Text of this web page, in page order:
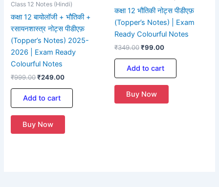
Class 12 Notes (Hindi)
कक्षा 12 बायोलॉजी + भौतिकी +
रसायनशास्त्र नोट्स पीडीएफ़
(Topper’s Notes) 2025-
2026 | Exam Ready
Colourful Notes
₹999.00₹249.00
Add to cart
Buy Now
कक्षा 12 भौतिकी नोट्स पीडीएफ़
(Topper’s Notes) | Exam
Ready Colourful Notes
₹349.00₹99.00
Add to cart
Buy Now